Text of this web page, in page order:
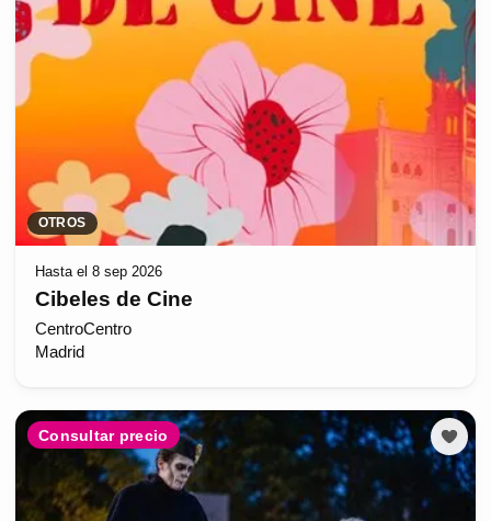
OTROS
Hasta el 8 sep 2026
Cibeles de Cine
CentroCentro
Madrid
Consultar precio